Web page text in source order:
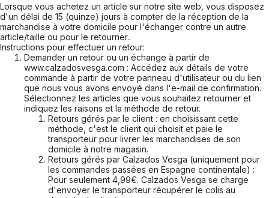
Lorsque vous achetez un article sur notre site web, vous disposez
d'un délai de 15 (quinze) jours à compter de la réception de la
marchandise à votre domicile pour l'échanger contre un autre
article/taille ou pour le retourner..
Instructions pour effectuer un retour:
Demander un retour ou un échange à partir de
www.calzadosvesga.com : Accédez aux détails de votre
commande à partir de votre panneau d'utilisateur ou du lien
que nous vous avons envoyé dans l'e-mail de confirmation.
Sélectionnez les articles que vous souhaitez retourner et
indiquez les raisons et la méthode de retour.
Retours gérés par le client : en choisissant cette
méthode, c'est le client qui choisit et paie le
transporteur pour livrer les marchandises de son
domicile à notre magasin.
Retours gérés par Calzados Vesga (uniquement pour
les commandes passées en Espagne continentale) :
Pour seulement 4,99€. Calzados Vesga se charge
d'envoyer le transporteur récupérer le colis au